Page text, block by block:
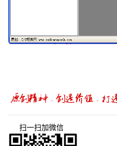
扫一扫加微信